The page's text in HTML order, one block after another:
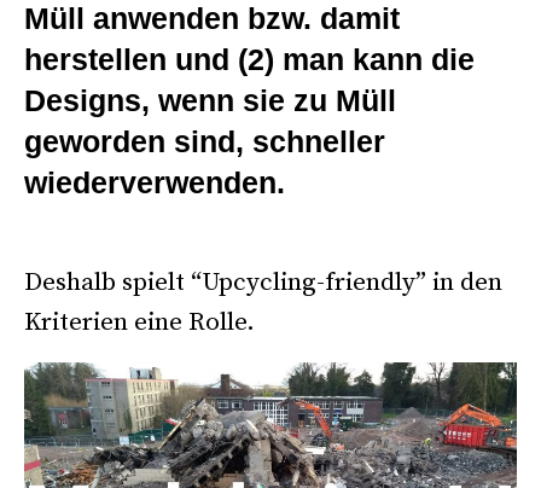
Müll anwenden bzw. damit
herstellen und (2) man kann die
Designs, wenn sie zu Müll
geworden sind, schneller
wiederverwenden.
Deshalb spielt “Upcycling-friendly” in den
Kriterien eine Rolle.